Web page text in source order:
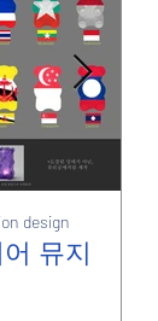
뮤지
design